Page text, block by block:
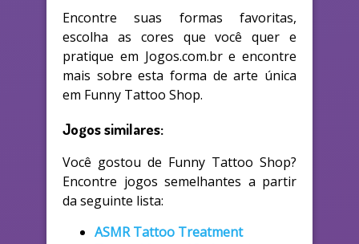
Encontre suas formas favoritas,
escolha as cores que você quer e
pratique em Jogos.com.br e encontre
mais sobre esta forma de arte única
em Funny Tattoo Shop.
Jogos similares:
Você gostou de Funny Tattoo Shop?
Encontre jogos semelhantes a partir
da seguinte lista:
ASMR Tattoo Treatment